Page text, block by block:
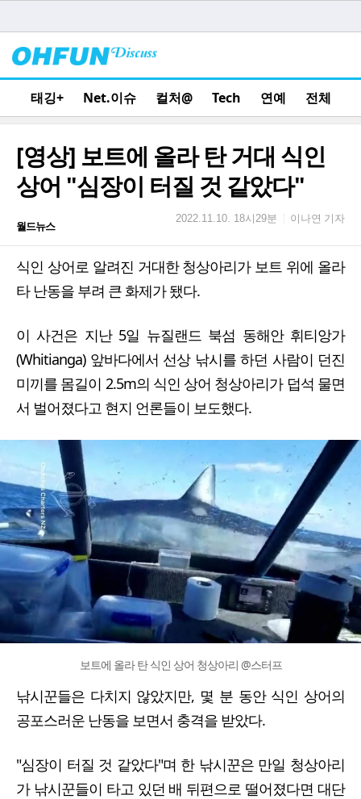
태깅+ Net.이슈 컬처@ Tech 연예 전체
[영상] 보트에 올라 탄 거대 식인
상어 "심장이 터질 것 같았다"
월드뉴스
2022.11.10. 18시29분 이나연 기자
식인 상어로 알려진 거대한 청상아리가 보트 위에 올라
타 난동을 부려 큰 화제가 됐다.
이 사건은 지난 5일 뉴질랜드 북섬 동해안 휘티앙가
(Whitianga) 앞바다에서 선상 낚시를 하던 사람이 던진
미끼를 몸길이 2.5m의 식인 상어 청상아리가 덥석 물면
서 벌어졌다고 현지 언론들이 보도했다.
보트에 올라 탄 식인 상어 청상아리 @스터프
낚시꾼들은 다치지 않았지만, 몇 분 동안 식인 상어의
공포스러운 난동을 보면서 충격을 받았다.
"심장이 터질 것 같았다"며 한 낚시꾼은 만일 청상아리
가 낚시꾼들이 타고 있던 배 뒤편으로 떨어졌다면 대단